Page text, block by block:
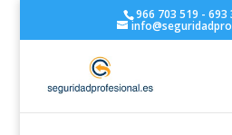
966 703 519 - 693